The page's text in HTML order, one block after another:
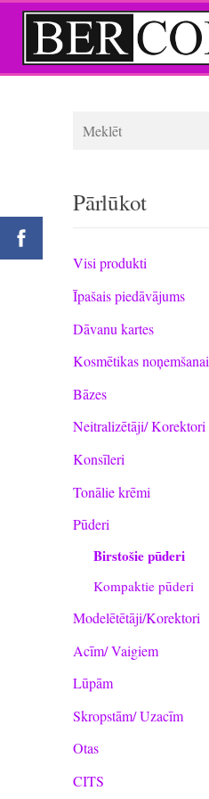
Pārlūkot
Visi produkti
Īpašais piedāvājums
Dāvanu kartes
Kosmētikas noņemšanai
Bāzes
Neitralizētāji/ Korektori
Konsīleri
Tonālie krēmi
Pūderi
Birstošie pūderi
Kompaktie pūderi
Modelētētāji/Korektori
Acīm/ Vaigiem
Lūpām
Skropstām/ Uzacīm
Otas
CITS